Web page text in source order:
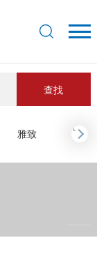
查找
雅致 ›